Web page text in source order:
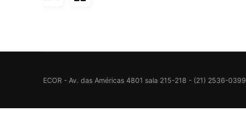
ECOR - Av. das Américas 4801 sala 215-218 - (21) 2536-0399